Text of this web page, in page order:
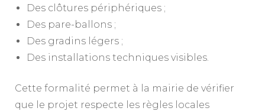
Des clôtures périphériques ;
Des pare-ballons ;
Des gradins légers ;
Des installations techniques visibles.
Cette formalité permet à la mairie de vérifier
que le projet respecte les règles locales